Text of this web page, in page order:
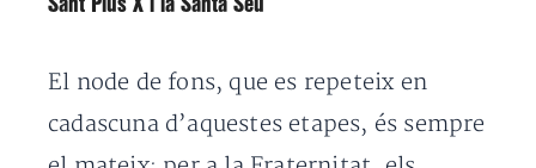
Sant Pius X i la Santa Seu
El node de fons, que es repeteix en
cadascuna d’aquestes etapes, és sempre